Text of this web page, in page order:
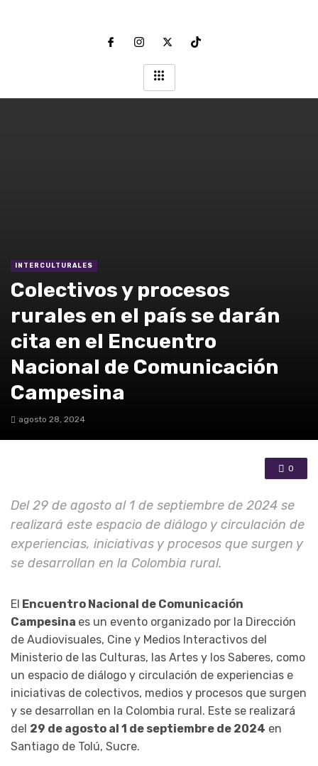
INTERCULTURALES
Colectivos y procesos
rurales en el país se darán
cita en el Encuentro
Nacional de Comunicación
Campesina
agosto 28, 2024
0
Del 29 de agosto al 1 de septiembre de 2024 se
realizará este espacio de diálogo y circulación de
experiencias, iniciativas y procesos que surgen y
se desarrollan en la Colombia rural.
El Encuentro Nacional de Comunicación
Campesina es un evento organizado por la Dirección
de Audiovisuales, Cine y Medios Interactivos del
Ministerio de las Culturas, las Artes y los Saberes, como
un espacio de diálogo y circulación de experiencias e
iniciativas de colectivos, medios y procesos que surgen
y se desarrollan en la Colombia rural. Este se realizará
del 29 de agosto al 1 de septiembre de 2024 en
Santiago de Tolú, Sucre.